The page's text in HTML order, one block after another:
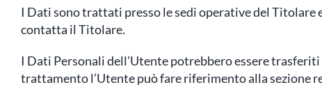
I Dati sono trattati presso le sedi operative del
contatta il Titolare.
I Dati Personali dell’Utente potrebbero essere
trattamento l’Utente può fare riferimento alla sezione